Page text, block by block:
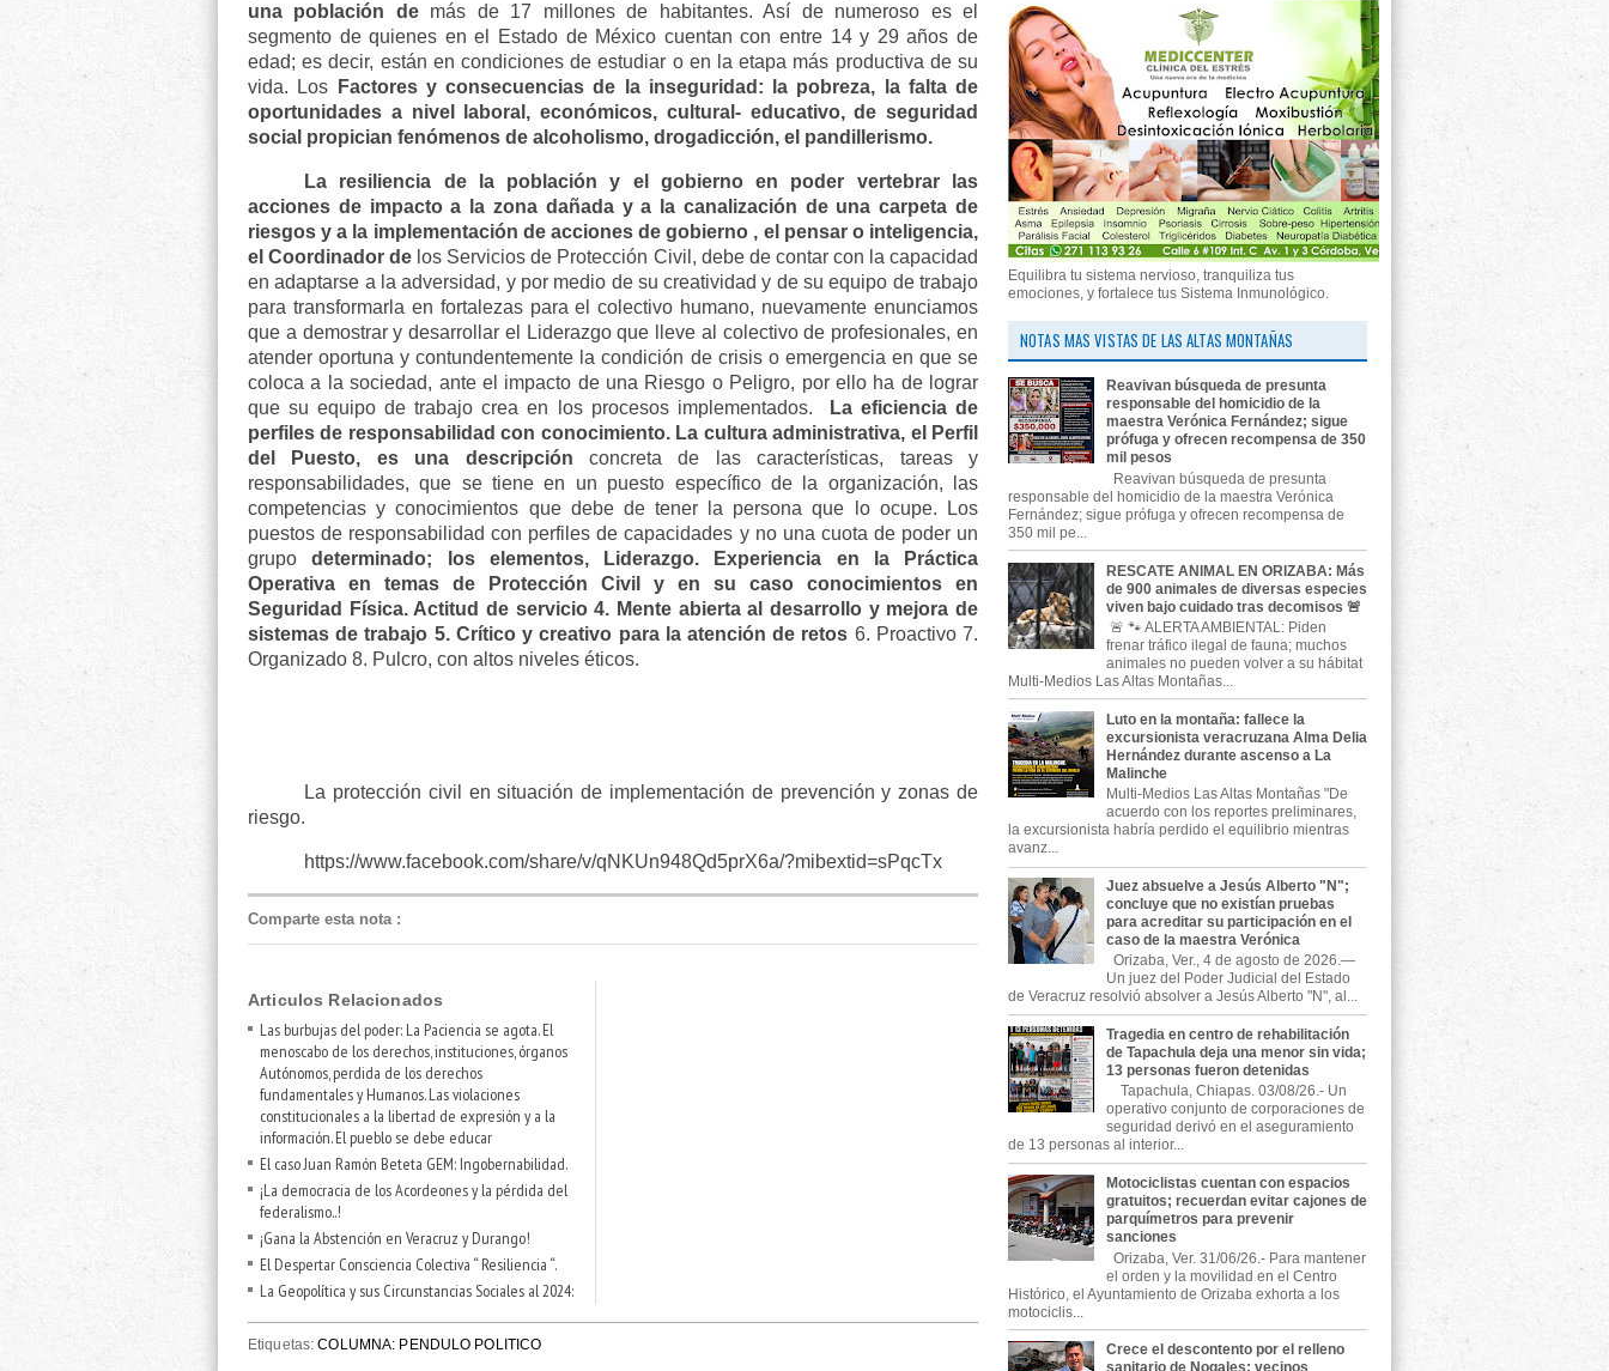
una población demás de 17 millones de habitantes. Así de numeroso es el
segmento de quienes en el Estado de México cuentan con entre 14 y 29 años de
edad; es decir, están en condiciones de estudiar o en la etapa más productiva de su
vida. Los
Factores y consecuencias de la inseguridad: la pobreza, la falta de
oportunidades a nivel laboral, económicos, cultural- educativo, de seguridad
social propician fenómenos de alcoholismo, drogadicción, el pandillerismo.
La resiliencia de la población y el gobierno en poder vertebrar las
acciones de impacto a la zona dañada y a la canalización de una carpeta de
riesgos y a la implementación de acciones de gobierno , el pensar o inteligencia,
el Coordinador de los Servicios de Protección Civil, debe de contar con la capacidad
en adaptarse a la adversidad, y por medio de su creatividad y de su equipo de trabajo
para transformarla en fortalezas para el colectivo humano, nuevamente enunciamos
que a demostrar y desarrollar el Liderazgo que lleve al colectivo de profesionales, en
atender oportuna y contundentemente la condición de crisis o emergencia en que se
coloca a la sociedad, ante el impacto de una Riesgo o Peligro, por ello ha de lograr
que su equipo de trabajo crea en los procesos implementados.
La eficiencia de
perfiles de responsabilidad con conocimiento. La cultura administrativa, el Perfil
del Puesto, es una descripción concreta de las características, tareas y
responsabilidades, que se tiene en un puesto específico de la organización, las
competencias y conocimientos que debe de tener la persona que lo ocupe. Los
puestos de responsabilidad con perfiles de capacidades y no una cuota de poder un
grupodeterminado; los elementos, Liderazgo. Experiencia en la Práctica
Operativa en temas de Protección Civil y en su caso conocimientos en
Seguridad Física. Actitud de servicio 4. Mente abierta al desarrollo y mejora de
sistemas de trabajo 5. Crítico y creativo para la atención de retos 6. Proactivo 7.
Organizado 8. Pulcro, con altos niveles éticos.
La protección civil en situación de implementación de prevención y zonas de
riesgo.
https://www.facebook.com/share/v/qNKUn948Qd5prX6a/?mibextid=sPqcTx
Comparte esta nota:
Articulos Relacionados
Las burbujas del poder: La Paciencia se agota. El
menoscabo de los derechos, instituciones, órganos
Autónomos, perdida de los derechos
fundamentales y Humanos. Las violaciones
constitucionales a la libertad de expresión y a la
información. El pueblo se debe educar
El caso Juan Ramón Beteta GEM: Ingobernabilidad.
¡La democracia de los Acordeones y la pérdida del
federalismo..!
¡Gana la Abstención en Veracruz y Durango!
El Despertar Consciencia Colectiva “ Resiliencia “.
La Geopolítica y sus Circunstancias Sociales al 2024:
Etiquetas:COLUMNA: PENDULO POLITICO
Equilibra tu sistema nervioso, tranquiliza tus
emociones, y fortalece tus Sistema Inmunológico.
NOTAS MAS VISTAS DE LAS ALTAS MONTAÑAS
Reavivan búsqueda de presunta
responsable del homicidio de la
maestra Verónica Fernández; sigue
prófuga y ofrecen recompensa de 350
mil pesos
Reavivan búsqueda de presunta
responsable del homicidio de la maestra Verónica
Fernández; sigue prófuga y ofrecen recompensa de
350 mil pe...
RESCATE ANIMAL EN ORIZABA: Más
de 900 animales de diversas especies
viven bajo cuidado tras decomisos 🚨
🚨 🐾 ALERTA AMBIENTAL: Piden
frenar tráfico ilegal de fauna; muchos
animales no pueden volver a su hábitat
Multi-Medios Las Altas Montañas...
Luto en la montaña: fallece la
excursionista veracruzana Alma Delia
Hernández durante ascenso a La
Malinche
Multi-Medios Las Altas Montañas "De
acuerdo con los reportes preliminares,
la excursionista habría perdido el equilibrio mientras
avanz...
Juez absuelve a Jesús Alberto "N";
concluye que no existían pruebas
para acreditar su participación en el
caso de la maestra Verónica
Orizaba, Ver., 4 de agosto de 2026.—
Un juez del Poder Judicial del Estado
de Veracruz resolvió absolver a Jesús Alberto "N", al...
Tragedia en centro de rehabilitación
de Tapachula deja una menor sin vida;
13 personas fueron detenidas
Tapachula, Chiapas. 03/08/26.- Un
operativo conjunto de corporaciones de
seguridad derivó en el aseguramiento
de 13 personas al interior...
Motociclistas cuentan con espacios
gratuitos; recuerdan evitar cajones de
parquímetros para prevenir
sanciones
Orizaba, Ver. 31/06/26.- Para mantener
el orden y la movilidad en el Centro
Histórico, el Ayuntamiento de Orizaba exhorta a los
motociclis...
Crece el descontento por el relleno